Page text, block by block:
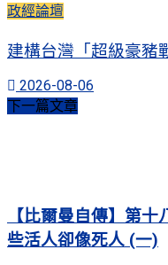
政經論壇
建構台灣「超級豪豬
2026-08-06
下一篇文章
【比爾曼自傳】第
些活人卻像死人 (一)